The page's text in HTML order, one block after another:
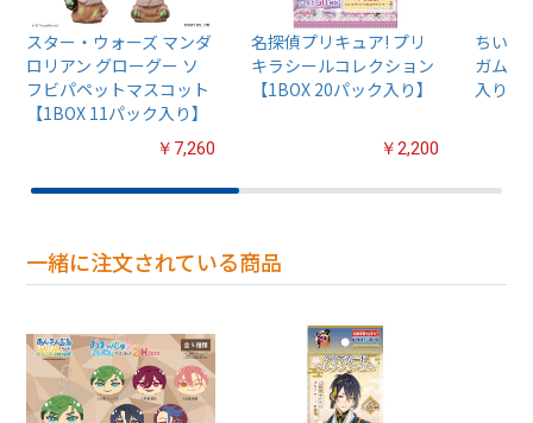
スター・ウォーズ マンダ
ロリアン グローグー ソ
フビパペットマスコット
【1BOX 11パック入り】
￥7,260
名探偵プリキュア! プリ
キラシールコレクション
【1BOX 20パック入り】
￥2,200
ちいか
ガム4
入り】
一緒に注文されている商品